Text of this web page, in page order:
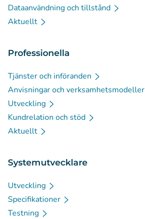
Dataanvändning och tillstånd
Aktuellt
Professionella
Tjänster och införanden
Anvisningar och verksamhetsmodeller
Utveckling
Kundrelation och stöd
Aktuellt
Systemutvecklare
Utveckling
Specifikationer
Testning